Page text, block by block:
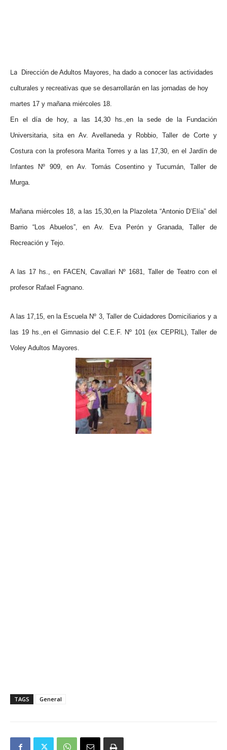
La Dirección de Adultos Mayores, ha dado a conocer las actividades
culturales y recreativas que se desarrollarán en las jornadas de hoy
martes 17 y mañana miércoles 18.
En el día de hoy, a las 14,30 hs.,en la sede de la Fundación
Universitaria, sita en Av. Avellaneda y Robbio, Taller de Corte y
Costura con la profesora Marita Torres y a las 17,30, en el Jardín de
Infantes Nº 909, en Av. Tomás Cosentino y Tucumán, Taller de
Murga.
Mañana miércoles 18, a las 15,30,en la Plazoleta “Antonio D’Elía” del
Barrio “Los Abuelos”, en Av. Eva Perón y Granada, Taller de
Recreación y Tejo.
A las 17 hs., en FACEN, Cavallari Nº 1681, Taller de Teatro con el
profesor Rafael Fagnano.
A las 17,15, en la Escuela Nº 3, Taller de Cuidadores Domiciliarios y a
las 19 hs.,en el Gimnasio del C.E.F. Nº 101 (ex CEPRIL), Taller de
Voley Adultos Mayores.
TAGS General